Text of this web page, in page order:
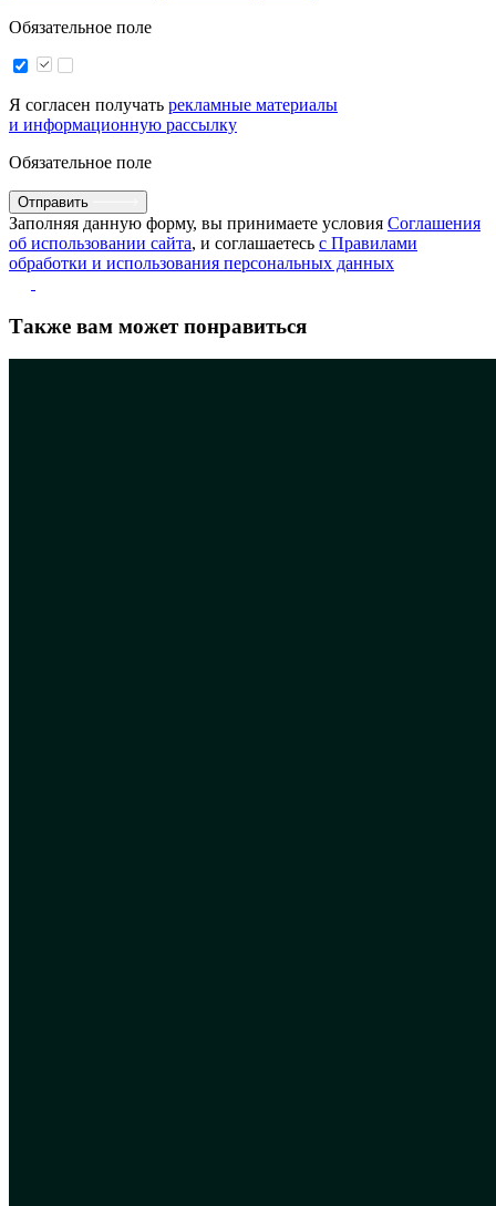
Обязательное поле
Я согласен получать рекламные материалы
и информационную рассылку
Обязательное поле
Отправить
Заполняя данную форму, вы принимаете условия Соглашения
об использовании сайта, и соглашаетесь с Правилами
обработки и использования персональных данных
Также вам может понравиться